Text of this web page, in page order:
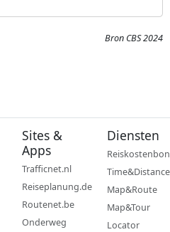
Bron CBS 2024
Sites &
Apps
Trafficnet.nl
Reiseplanung.de
Routenet.be
Onderweg
Diensten
Reiskostenbon
Time&Distance
Map&Route
Map&Tour
Locator